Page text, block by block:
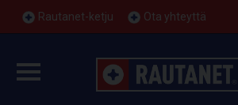
Rautanet-ketju Ota yhteyttä